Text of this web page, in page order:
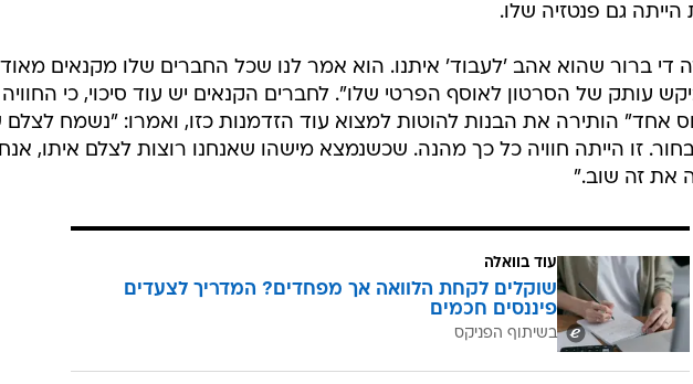
הייתה גם פנטזיה שלו.
די ברור שהוא אהב 'לעבוד' איתנו. הוא אמר לנו שכל החברים שלו מקנאים מאוד
עותק של הסרטון לאוסף הפרטי שלו". לחברים הקנאים יש עוד סיכוי, כי
אחד" הותירה את הבנות להוטות למצוא עוד הזדמנות כזו, ואמרו: "נשמח לצלם
זו הייתה חוויה כל כך מהנה. שכשנמצא מישהו שאנחנו רוצות לצלם איתו,
את זה שוב."
עוד בוואלה
שוקלים לקחת הלוואה אך מפחדים? המדריך לצעדים
פיננסים חכמים
בשיתוף הפניקס